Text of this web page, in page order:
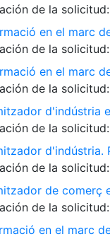
de la solicitud:
en el marc
de la solicitud:
en el marc
de la solicitud:
d'indústria
de la solicitud:
de la solicitud:
de comerç
de la solicitud:
en el marc